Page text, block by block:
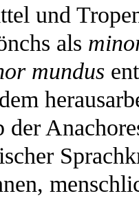
und
als
mundus
der